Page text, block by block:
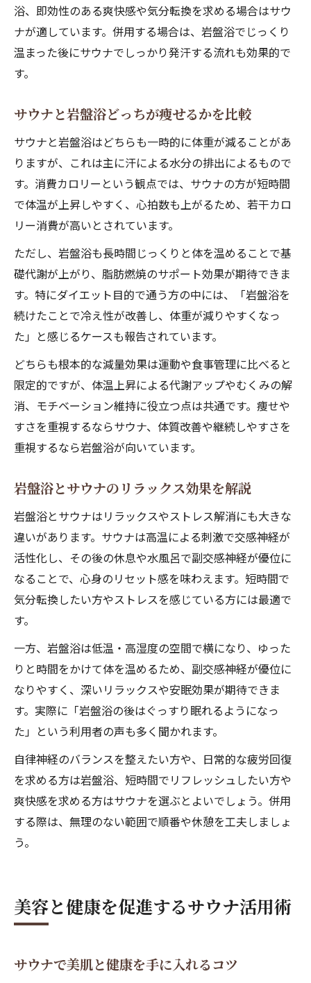
浴、即効性のある爽快感や気分転換を求める場合はサウ
ナが適しています。併用する場合は、岩盤浴でじっくり
温まった後にサウナでしっかり発汗する流れも効果的で
す。
サウナと岩盤浴どっちが痩せるかを比較
サウナと岩盤浴はどちらも一時的に体重が減ることがあ
りますが、これは主に汗による水分の排出によるもので
す。消費カロリーという観点では、サウナの方が短時間
で体温が上昇しやすく、心拍数も上がるため、若干カロ
リー消費が高いとされています。
ただし、岩盤浴も長時間じっくりと体を温めることで基
礎代謝が上がり、脂肪燃焼のサポート効果が期待できま
す。特にダイエット目的で通う方の中には、「岩盤浴を
続けたことで冷え性が改善し、体重が減りやすくなっ
た」と感じるケースも報告されています。
どちらも根本的な減量効果は運動や食事管理に比べると
限定的ですが、体温上昇による代謝アップやむくみの解
消、モチベーション維持に役立つ点は共通です。痩せや
すさを重視するならサウナ、体質改善や継続しやすさを
重視するなら岩盤浴が向いています。
岩盤浴とサウナのリラックス効果を解説
岩盤浴とサウナはリラックスやストレス解消にも大きな
違いがあります。サウナは高温による刺激で交感神経が
活性化し、その後の休息や水風呂で副交感神経が優位に
なることで、心身のリセット感を味わえます。短時間で
気分転換したい方やストレスを感じている方には最適で
す。
一方、岩盤浴は低温・高湿度の空間で横になり、ゆった
りと時間をかけて体を温めるため、副交感神経が優位に
なりやすく、深いリラックスや安眠効果が期待できま
す。実際に「岩盤浴の後はぐっすり眠れるようになっ
た」という利用者の声も多く聞かれます。
自律神経のバランスを整えたい方や、日常的な疲労回復
を求める方は岩盤浴、短時間でリフレッシュしたい方や
爽快感を求める方はサウナを選ぶとよいでしょう。併用
する際は、無理のない範囲で順番や休憩を工夫しましょ
う。
美容と健康を促進するサウナ活用術
サウナで美肌と健康を手に入れるコツ